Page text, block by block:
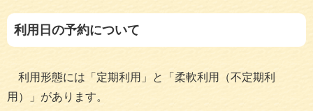
利用日の予約について
利用形態には「定期利用」と「柔軟利用（不定期利
用）」があります。